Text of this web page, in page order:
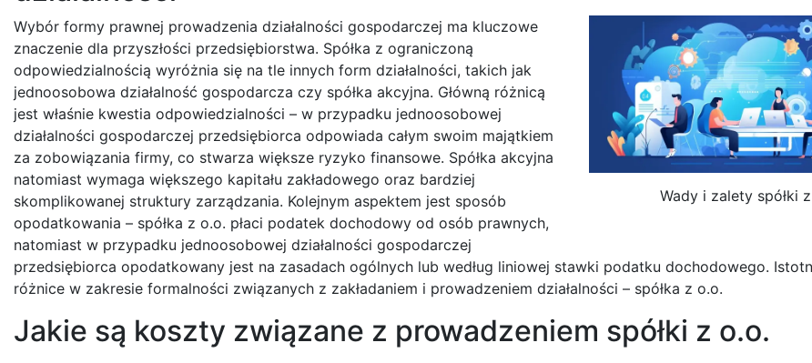
Wady i zalety spółki
Wybór formy prawnej prowadzenia działalności gospodarczej ma kluczowe
znaczenie dla przyszłości przedsiębiorstwa. Spółka z ograniczoną
odpowiedzialnością wyróżnia się na tle innych form działalności, takich jak
jednoosobowa działalność gospodarcza czy spółka akcyjna. Główną różnicą
jest właśnie kwestia odpowiedzialności – w przypadku jednoosobowej
działalności gospodarczej przedsiębiorca odpowiada całym swoim majątkiem
za zobowiązania firmy, co stwarza większe ryzyko finansowe. Spółka akcyjna
natomiast wymaga większego kapitału zakładowego oraz bardziej
skomplikowanej struktury zarządzania. Kolejnym aspektem jest sposób
opodatkowania – spółka z o.o. płaci podatek dochodowy od osób prawnych,
natomiast w przypadku jednoosobowej działalności gospodarczej
przedsiębiorca opodatkowany jest na zasadach ogólnych lub według liniowej stawki podatku dochodowego.
różnice w zakresie formalności związanych z zakładaniem i prowadzeniem działalności – spółka z o.o.
Jakie są koszty związane z prowadzeniem spółki z o.o.